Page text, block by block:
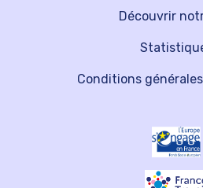
Découvrir
Conditions